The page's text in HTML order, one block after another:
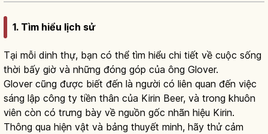
1. Tìm hiểu lịch sử
Tại mỗi dinh thự, bạn có thể tìm hiểu chi tiết về cuộc sống
thời bấy giờ và những đóng góp của ông Glover.
Glover cũng được biết đến là người có liên quan đến việc
sáng lập công ty tiền thân của Kirin Beer, và trong khuôn
viên còn có trưng bày về nguồn gốc nhãn hiệu Kirin.
Thông qua hiện vật và bảng thuyết minh, hãy thử cảm